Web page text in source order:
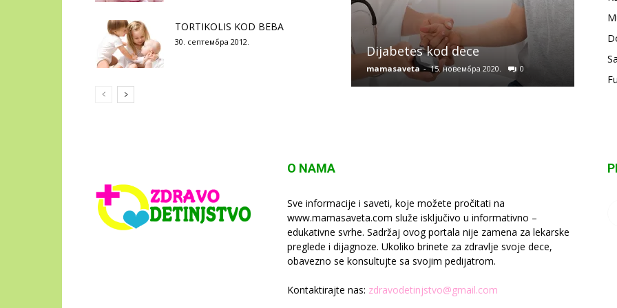
TORTIKOLIS KOD BEBA
30. септембра 2012.
Dijabetes kod dece
mamasaveta - 15. новембра 2020. 0
O NAMA
Sve informacije i saveti, koje možete pročitati na
www.mamasaveta.com služe isključivo u informativno –
edukativne svrhe. Sadržaj ovog portala nije zamena za lekarske
preglede i dijagnoze. Ukoliko brinete za zdravlje svoje dece,
obavezno se konsultujte sa svojim pedijatrom.
Kontaktirajte nas: zdravodetinjstvo@gmail.com